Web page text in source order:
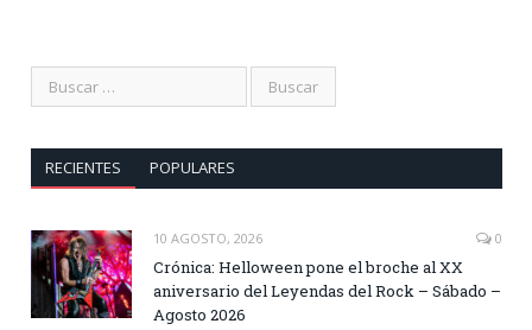
RECIENTES POPULARES
10 AGOSTO, 2026 0
Crónica: Helloween pone el broche al XX
aniversario del Leyendas del Rock – Sábado –
Agosto 2026